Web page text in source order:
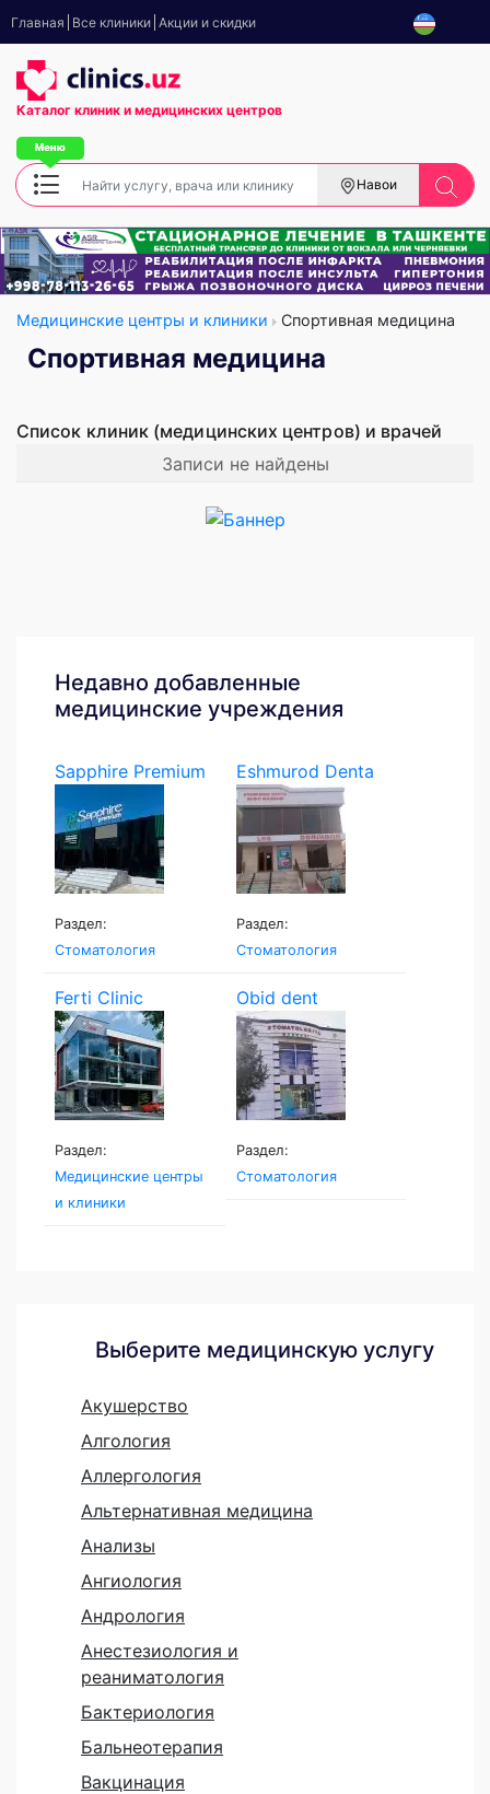
Главная Все клиники Акции и скидки
Каталог клиник и медицинских центров
Навои
Медицинские центры и клиники Спортивная медицина
Спортивная медицина
Список клиник (медицинских центров) и врачей
Записи не найдены
Недавно добавленные
медицинские учреждения
Sapphire Premium
Раздел:
Стоматология
Eshmurod Denta
Раздел:
Стоматология
Ferti Clinic
Раздел:
Медицинские центры
и клиники
Obid dent
Раздел:
Стоматология
Выберите медицинскую услугу
Акушерство
Алгология
Аллергология
Альтернативная медицина
Анализы
Ангиология
Андрология
Анестезиология и
реаниматология
Бактериология
Бальнеотерапия
Вакцинация